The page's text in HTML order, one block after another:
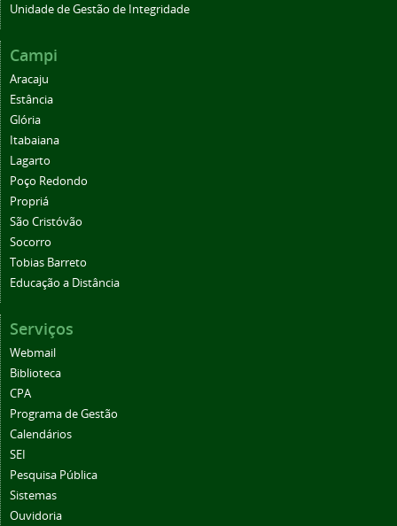
Unidade de Gestão de Integridade
Campi
Aracaju
Estância
Glória
Itabaiana
Lagarto
Poço Redondo
Propriá
São Cristóvão
Socorro
Tobias Barreto
Educação a Distância
Serviços
Webmail
Biblioteca
CPA
Programa de Gestão
Calendários
SEI
Pesquisa Pública
Sistemas
Ouvidoria